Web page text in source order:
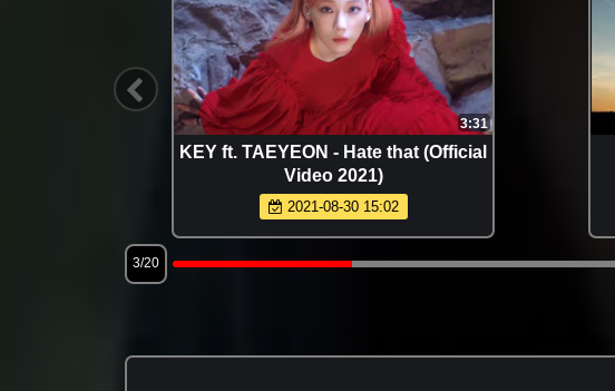
3:31
KEY ft. TAEYEON - Hate that (Official
Video 2021)
2021-08-30 15:02
3/20